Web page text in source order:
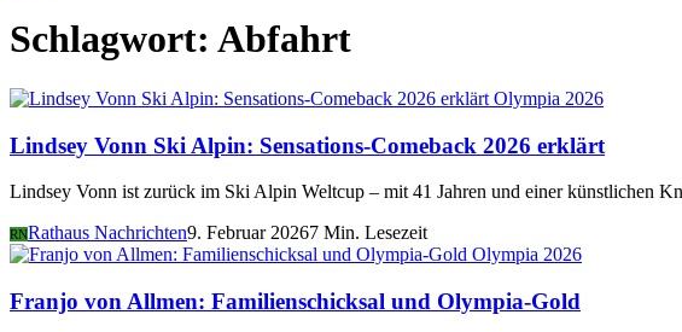
Schlagwort: Abfahrt
Olympia 2026
Lindsey Vonn Ski Alpin: Sensations-Comeback 2026 erklärt
Lindsey Vonn ist zurück im Ski Alpin Weltcup – mit 41 Jahren und einer künstlichen
RNRathaus Nachrichten9. Februar 20267 Min. Lesezeit
Olympia 2026
Franjo von Allmen: Familienschicksal und Olympia-Gold